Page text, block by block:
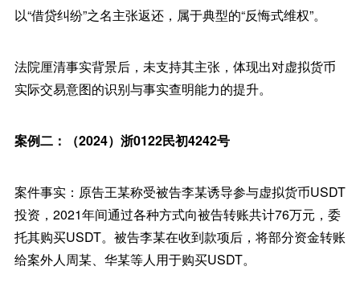
以“借贷纠纷”之名主张返还，属于典型的“反悔式维权”。
法院厘清事实背景后，未支持其主张，体现出对虚拟货币
实际交易意图的识别与事实查明能力的提升。
案例二：（2024）浙0122民初4242号
案件事实：原告王某称受被告李某诱导参与虚拟货币USDT
投资，2021年间通过各种方式向被告转账共计76万元，委
托其购买USDT。被告李某在收到款项后，将部分资金转账
给案外人周某、华某等人用于购买USDT。